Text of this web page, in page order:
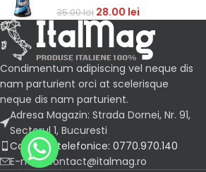
35.00lei 28.00 lei
Condimentum adipiscing vel neque dis
nam parturient orci at scelerisque
neque dis nam parturient.
Adresa Magazin: Strada Dornei, Nr. 91,
Sectorul 1, Bucuresti
Comenzi telefonice: 0770.970.140
E-mail: contact@italmag.ro